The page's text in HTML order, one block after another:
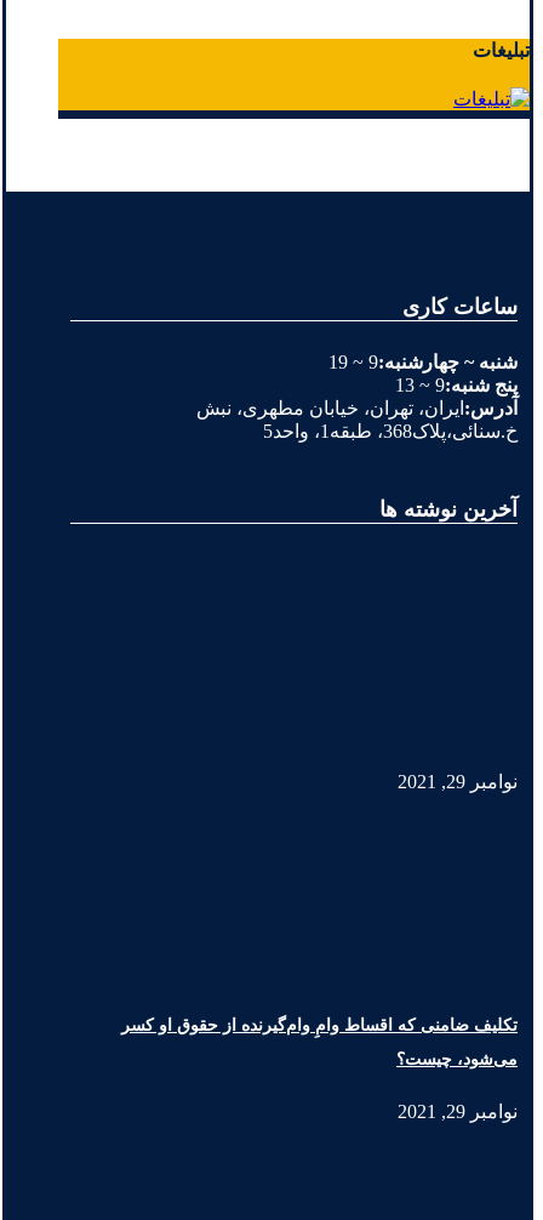
تبلیغات
ساعات کاری
شنبه ~ چهارشنبه:9 ~ 19
پنج شنبه:9 ~ 13
آدرس: ایران، تهران، خیابان مطهری، نبش
خ.سنائی،پلاک368، طبقه1، واحد5
آخرین نوشته ها
نوامبر 29, 2021
تکلیف ضامنی که اقساط وامِ وام‌گیرنده از حقوق او کسر
می‌شود، چیست؟
نوامبر 29, 2021